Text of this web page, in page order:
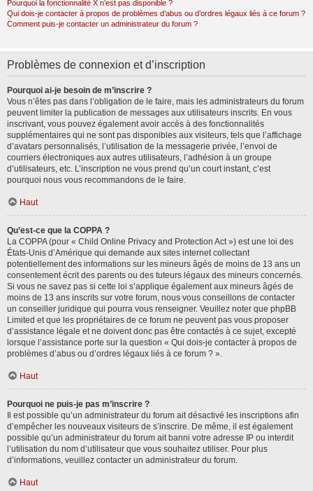
Pourquoi la fonctionnalité X n’est pas disponible ?
Qui dois-je contacter à propos de problèmes d’abus ou d’ordres légaux liés à ce forum ?
Comment puis-je contacter un administrateur du forum ?
Problèmes de connexion et d’inscription
Pourquoi ai-je besoin de m’inscrire ?
Vous n’êtes pas dans l’obligation de le faire, mais les administrateurs du forum
peuvent limiter la publication de messages aux utilisateurs inscrits. En vous
inscrivant, vous pouvez également avoir accès à des fonctionnalités
supplémentaires qui ne sont pas disponibles aux visiteurs, tels que l’affichage
d’avatars personnalisés, l’utilisation de la messagerie privée, l’envoi de
courriers électroniques aux autres utilisateurs, l’adhésion à un groupe
d’utilisateurs, etc. L’inscription ne vous prend qu’un court instant, c’est
pourquoi nous vous recommandons de le faire.
Haut
Qu’est-ce que la COPPA ?
La COPPA (pour « Child Online Privacy and Protection Act ») est une loi des
États-Unis d’Amérique qui demande aux sites internet collectant
potentiellement des informations sur les mineurs âgés de moins de 13 ans un
consentement écrit des parents ou des tuteurs légaux des mineurs concernés.
Si vous ne savez pas si cette loi s’applique également aux mineurs âgés de
moins de 13 ans inscrits sur votre forum, nous vous conseillons de contacter
un conseiller juridique qui pourra vous renseigner. Veuillez noter que phpBB
Limited et que les propriétaires de ce forum ne peuvent pas vous proposer
d’assistance légale et ne doivent donc pas être contactés à ce sujet, excepté
lorsque l’assistance porte sur la question « Qui dois-je contacter à propos de
problèmes d’abus ou d’ordres légaux liés à ce forum ? ».
Haut
Pourquoi ne puis-je pas m’inscrire ?
Il est possible qu’un administrateur du forum ait désactivé les inscriptions afin
d’empêcher les nouveaux visiteurs de s’inscrire. De même, il est également
possible qu’un administrateur du forum ait banni votre adresse IP ou interdit
l’utilisation du nom d’utilisateur que vous souhaitez utiliser. Pour plus
d’informations, veuillez contacter un administrateur du forum.
Haut